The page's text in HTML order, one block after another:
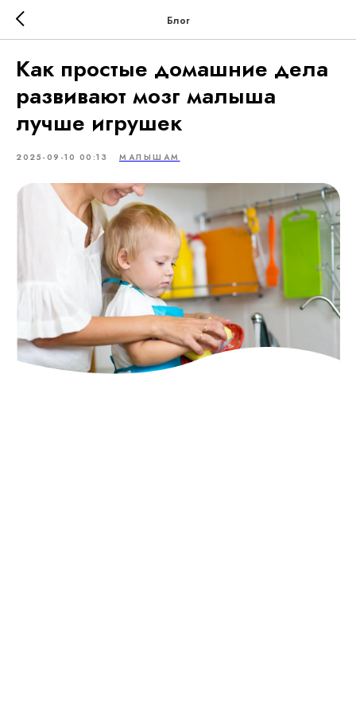
Блог
Как простые домашние дела
развивают мозг малыша
лучше игрушек
2025-09-10 00:13 МАЛЫШАМ